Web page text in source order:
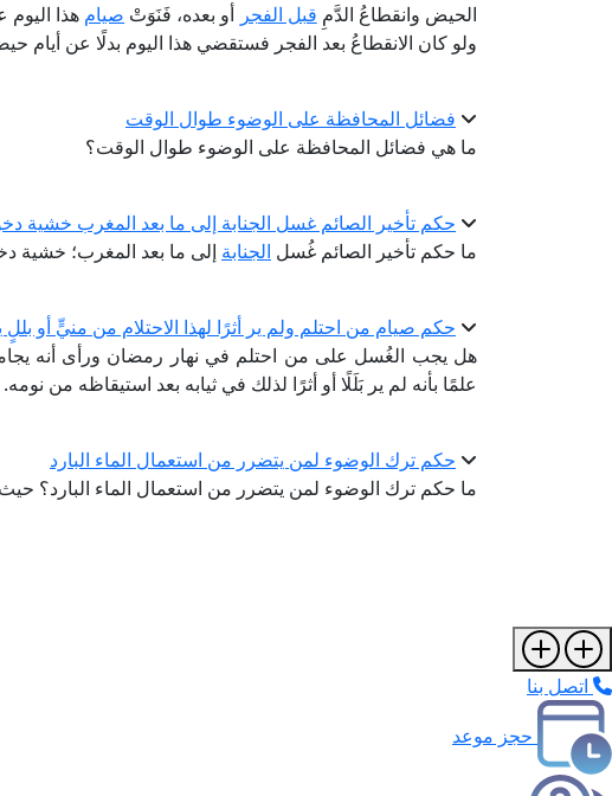
الحيض وانقطاعُ الدَّمِ قبل الفجر أو بعده، فَنَوَتْ صيام هذا اليوم
ولو كان الانقطاعُ بعد الفجر فستقضي هذا اليوم بدلًا عن أيام
فضائل المحافظة على الوضوء طوال الوقت
ما هي فضائل المحافظة على الوضوء طوال الوقت؟
حكم تأخير الصائم غسل الجنابة إلى ما بعد المغرب خشية
ما حكم تأخير الصائم غُسل الجنابة إلى ما بعد المغرب؛ خشية
حكم صيام من احتلم ولم ير أثرًا لهذا الاحتلام من منيٍّ أو بللٍ
هل يجب الغُسل على من احتلم في نهار رمضان ورأى أنه
علمًا بأنه لم ير بَلَلًا أو أثرًا لذلك في ثيابه بعد استيقاظه من نومه.
حكم ترك الوضوء لمن يتضرر من استعمال الماء البارد
ما حكم ترك الوضوء لمن يتضرر من استعمال الماء البارد؟
اتصل بنا
حجز موعد